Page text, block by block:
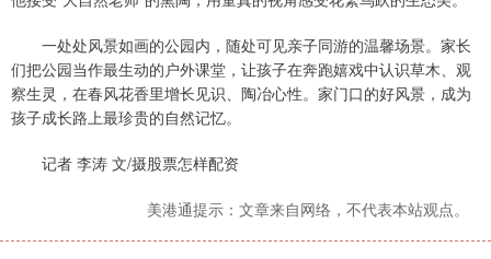
一处处风景如画的公园内，随处可见亲子同游的温馨场景。家长
们把公园当作最生动的户外课堂，让孩子在奔跑嬉戏中认识草木、观
察生灵，在春风花香里增长见识、陶冶心性。家门口的好风景，成为
孩子成长路上最珍贵的自然记忆。
记者 李涛 文/摄股票怎样配资
美港通提示：文章来自网络，不代表本站观点。